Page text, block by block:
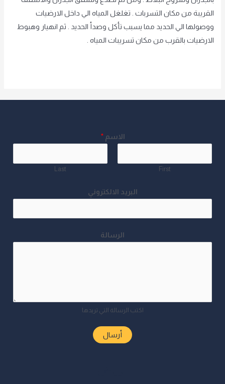
القريبة من مكان التسربات . تغلغل المياه الي داخل الارضيات
ووصولها الي الحديد مما يسبب تأكل وصدأ الحديد . ثم انهيار وهبوط
الارضيات بالقرب من مكان تسريبات المياه .
الاسم*
First
Last
البريد الالكتروني
الرسالة
اكتب الرسالة التي تريدها
أرسال